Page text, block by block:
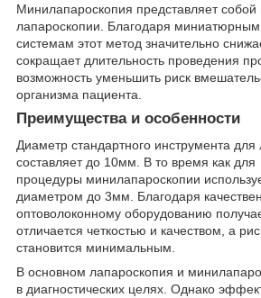
Минилапароскопия представляет собой
лапароскопии. Благодаря миниатюрным
системам этот метод значительно
сокращает длительность проведения
возможность уменьшить риск
организма пациента.
Преимущества и особенности
Диаметр стандартного инструмента для
составляет до 10мм. В то время как для
процедуры минилапароскопии
диаметром до 3мм. Благодаря
оптоволоконному оборудованию
отличается четкостью и качеством, а
становится минимальным.
В основном лапароскопия и
в диагностических целях. Однако